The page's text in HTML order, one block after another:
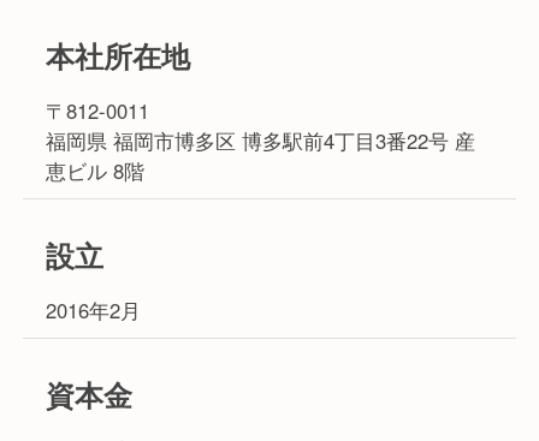
本社所在地
〒812-0011
福岡県 福岡市博多区 博多駅前4丁目3番22号 産
恵ビル 8階
設立
2016年2月
資本金